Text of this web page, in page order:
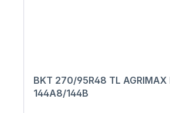
BKT 270/95R48 TL AGRIMAX
144A8/144B